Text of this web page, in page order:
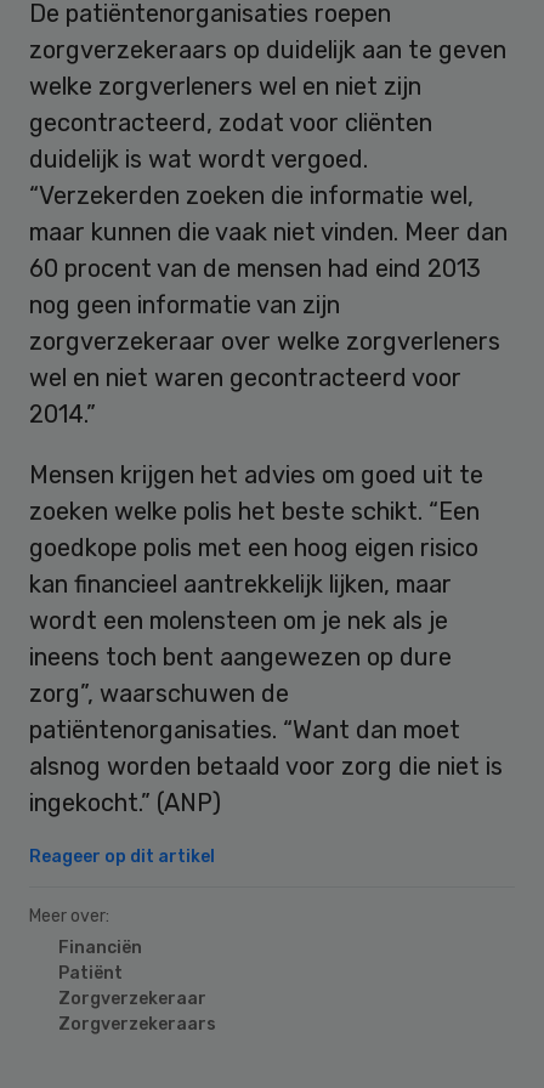
De patiëntenorganisaties roepen
zorgverzekeraars op duidelijk aan te geven
welke zorgverleners wel en niet zijn
gecontracteerd, zodat voor cliënten
duidelijk is wat wordt vergoed.
“Verzekerden zoeken die informatie wel,
maar kunnen die vaak niet vinden. Meer dan
60 procent van de mensen had eind 2013
nog geen informatie van zijn
zorgverzekeraar over welke zorgverleners
wel en niet waren gecontracteerd voor
2014.”
Mensen krijgen het advies om goed uit te
zoeken welke polis het beste schikt. “Een
goedkope polis met een hoog eigen risico
kan financieel aantrekkelijk lijken, maar
wordt een molensteen om je nek als je
ineens toch bent aangewezen op dure
zorg”, waarschuwen de
patiëntenorganisaties. “Want dan moet
alsnog worden betaald voor zorg die niet is
ingekocht.” (ANP)
Reageer op dit artikel
Meer over:
Financiën
Patiënt
Zorgverzekeraar
Zorgverzekeraars